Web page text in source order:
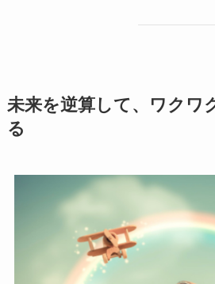
未来を逆算して、ワクワ
る